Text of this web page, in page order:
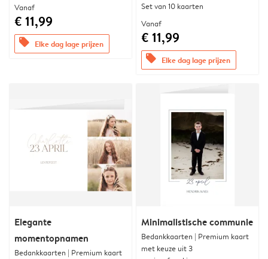
Vanaf
€ 11,99
offers Elke dag lage prijzen
Set van 10 kaarten
Vanaf
€ 11,99
offers Elke dag lage prijzen
Elegante
momentopnamen
Bedankkaarten | Premium kaart
Minimalistische communie
Bedankkaarten | Premium kaart
met keuze uit 3